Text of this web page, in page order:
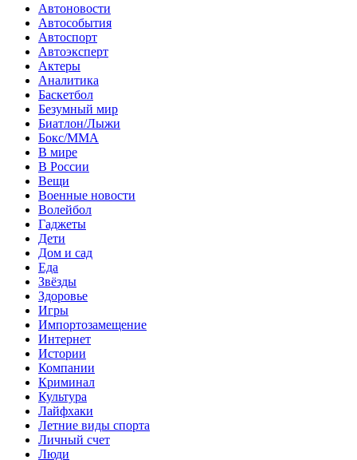
Автоновости
Автособытия
Автоспорт
Автоэксперт
Актеры
Аналитика
Баскетбол
Безумный мир
Биатлон/Лыжи
Бокс/MMA
В мире
В России
Вещи
Военные новости
Волейбол
Гаджеты
Дети
Дом и сад
Еда
Звёзды
Здоровье
Игры
Импортозамещение
Интернет
Истории
Компании
Криминал
Культура
Лайфхаки
Летние виды спорта
Личный счет
Люди